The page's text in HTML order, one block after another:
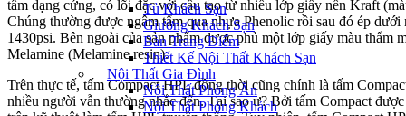
Tủ Khách Sạn
Giường Khách Sạn
Bàn Trang Điểm
Thiết Kế Nội Thất Khách Sạn
Nội Thất Gia Đình
Nội Thất Phòng Ăn
Nội Thất Phòng Khách
tâm dạng cứng, có lõi đặc với cấu tạo từ nhiều lớp giấy nền Kraft
Chúng thường được ngâm tẩm qua nhựa Phenolic rồi sau đó ép dưới
1430psi. Bên ngoài của sản phẩm được phủ một lớp giấy màu thẩm
Melamine (Melamine resin).
Trên thực tế, tấm Compact HPL đồng thời cũng chính là tấm
nhiều người vẫn thường nhắc đến. Tại sao ư? Bởi tấm Compact